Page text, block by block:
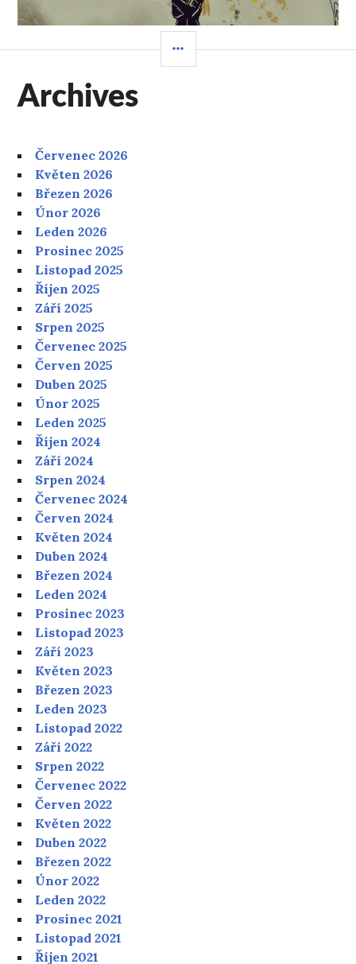
PANEL
Archives
Červenec 2026
Květen 2026
Březen 2026
Únor 2026
Leden 2026
Prosinec 2025
Listopad 2025
Říjen 2025
Září 2025
Srpen 2025
Červenec 2025
Červen 2025
Duben 2025
Únor 2025
Leden 2025
Říjen 2024
Září 2024
Srpen 2024
Červenec 2024
Červen 2024
Květen 2024
Duben 2024
Březen 2024
Leden 2024
Prosinec 2023
Listopad 2023
Září 2023
Květen 2023
Březen 2023
Leden 2023
Listopad 2022
Září 2022
Srpen 2022
Červenec 2022
Červen 2022
Květen 2022
Duben 2022
Březen 2022
Únor 2022
Leden 2022
Prosinec 2021
Listopad 2021
Říjen 2021